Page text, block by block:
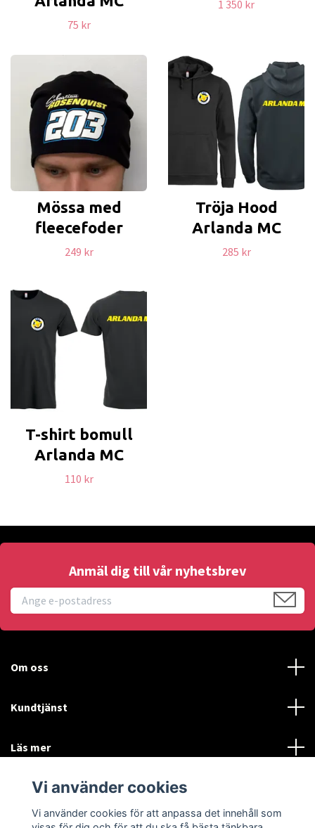
75 kr
1 350 kr
Mössa med
fleecefoder
249 kr
Tröja Hood
Arlanda MC
285 kr
T-shirt bomull
Arlanda MC
110 kr
Anmäl dig till vår nyhetsbrev
Om oss
Kundtjänst
Läs mer
Sociala medier
Vi använder cookies
Vi använder cookies för att anpassa det innehåll som